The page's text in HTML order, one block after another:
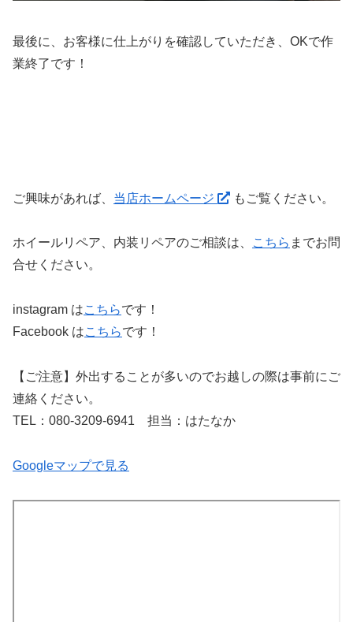
最後に、お客様に仕上がりを確認していただき、OKで作
業終了です！
ご興味があれば、 当店ホームページ もご覧ください。
ホイールリペア、内装リペアのご相談は、 こちら までお問
合せください。
instagram はこちらです！
Facebook はこちらです！
【ご注意】外出することが多いのでお越しの際は事前にご
連絡ください。
TEL：080-3209-6941 担当：はたなか
Googleマップで見る